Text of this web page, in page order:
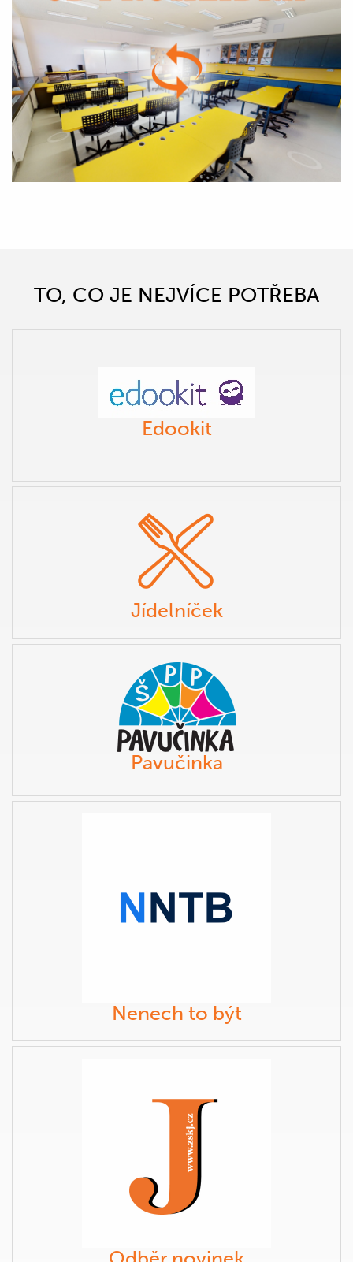
TO, CO JE NEJVÍCE POTŘEBA
Edookit
Jídelníček
Pavučinka
Nenech to být